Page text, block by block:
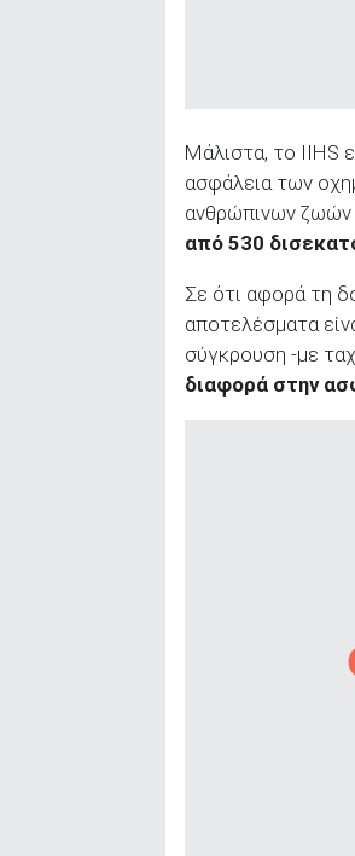
Μάλιστα, το IIHS
ασφάλεια των
ανθρώπινων ζωών
από 530
Σε ότι αφορά τη
αποτελέσματα
σύγκρουση -με
διαφορά στην